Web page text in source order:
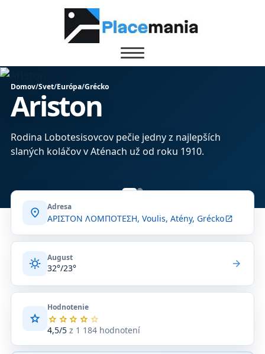
Domov/Svet/Európa/Grécko
Ariston
Rodina Lobotesisovcov pečie jedny z najlepších
slaných koláčov v Aténach už od roku 1910.
location_on Adresa
ΑΡΙΣΤΟΝ ΛΟΜΠΟΤΕΣΗ, Voulis, Atény, Gréckoopen_in_new
sunny August
32°/23° arrow_forward
star
Hodnotenie
star star star star star
4,5/5z 1 184 hodnotení
Priemerné
hodnotenie
z